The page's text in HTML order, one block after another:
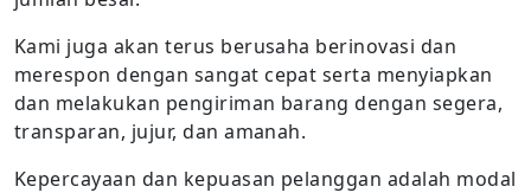
Kami juga akan terus berusaha berinovasi dan
merespon dengan sangat cepat serta menyiapkan
dan melakukan pengiriman barang dengan segera,
transparan, jujur, dan amanah.
Kepercayaan dan kepuasan pelanggan adalah modal